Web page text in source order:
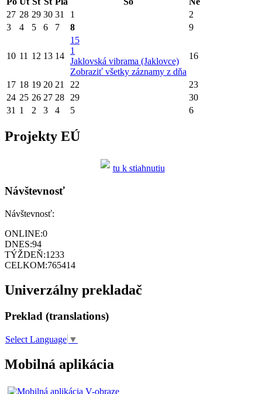
27 28 29 30 31 1
2
3
4 5 6 7 8 9
10 11 12 13 14
15
1
Jaklovská vibrama (Jaklovce)
Zobraziť všetky záznamy z dňa
16
17 18 19 20 21 22
23
24 25 26 27 28 29
30
31 1 2 3 4 5 6
Projekty EÚ
tu k stiahnutiu
Návštevnosť
Návštevnosť:
ONLINE:0
DNES:94
TÝŽDEŇ:1233
CELKOM:765414
Univerzálny prekladač
Preklad (translations)
Select Language ▼
Mobilná aplikácia